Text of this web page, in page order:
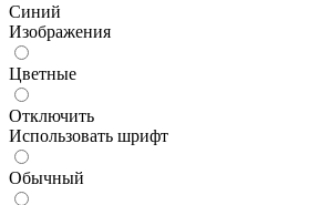
Синий
Изображения
Цветные
Отключить
Использовать шрифт
Обычный